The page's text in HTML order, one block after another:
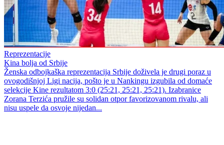
Reprezentacije
Kina bolja od Srbije
Ženska odbojkaška reprezentacija Srbije doživela je drugi poraz u
ovogodišnjoj Ligi nacija, pošto je u Nankingu izgubila od domaće
selekcije Kine rezultatom 3:0 (25:21, 25:21, 25:21). Izabranice
Zorana Terzića pružile su solidan otpor favorizovanom rivalu, ali
nisu uspele da osvoje nijedan...